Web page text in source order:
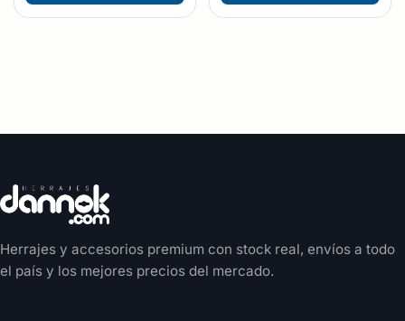
Herrajes y accesorios premium con stock real, envíos a todo
el país y los mejores precios del mercado.